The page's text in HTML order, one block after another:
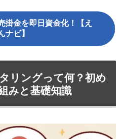
掛金を即日資金化！【え
ナビ】
リングって何？初め
みと基礎知識